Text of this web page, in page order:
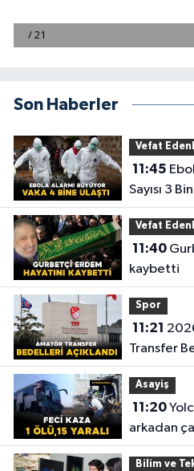
Son Haberler
Vefat
11:45
Sayısı 3
Vefat
11:40Gurbetçi Erdem hayatını
kaybetti
Spor
11:21
Transfer
Asayiş
11:20Yolcu otobüsü kamyonete
arkadan
Bilim ve